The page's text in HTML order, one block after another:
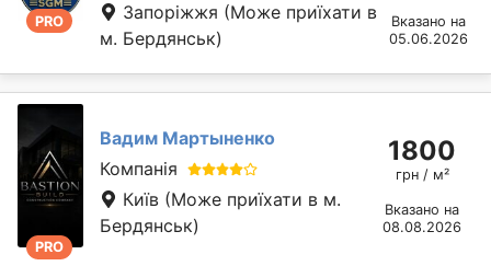
PRO
Запоріжжя (Може приїхати в
м. Бердянськ)
Вказано на
05.06.2026
PRO
Вадим Мартыненко
Компанія
Київ (Може приїхати в м.
Бердянськ)
1800
грн / м²
Вказано на
08.08.2026